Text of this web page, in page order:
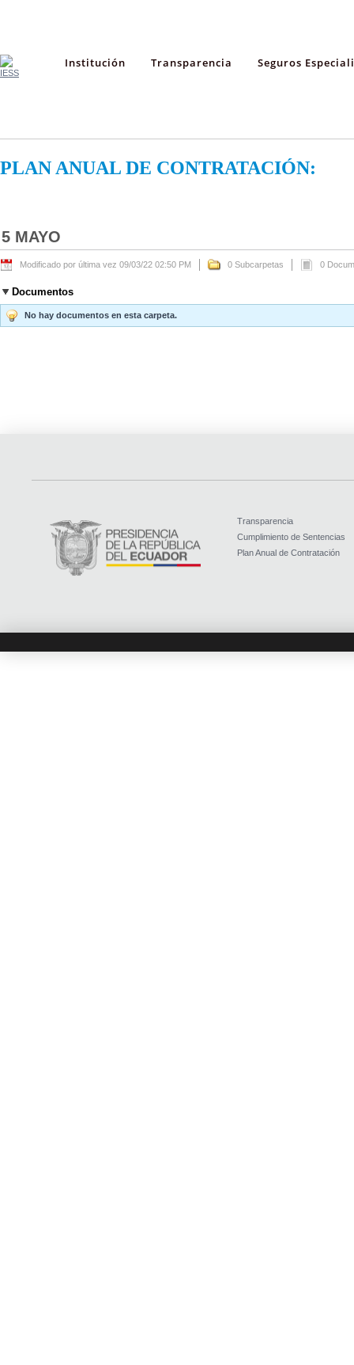
Institución Transparencia Seguros
PLAN ANUAL DE CONTRATACIÓN:
5 MAYO
Modificado por última vez 09/03/22 02:50 PM 0 Subcarpetas 0
Documentos
No hay documentos en esta carpeta.
Transparencia
Cumplimiento de Sentencias
Plan Anual de Contratación